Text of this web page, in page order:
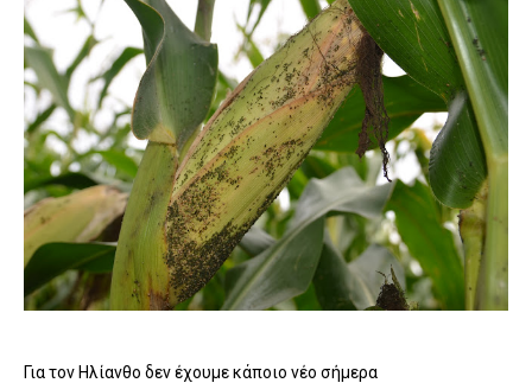
Για τον Ηλίανθο δεν έχουμε κάποιο νέο σήμερα